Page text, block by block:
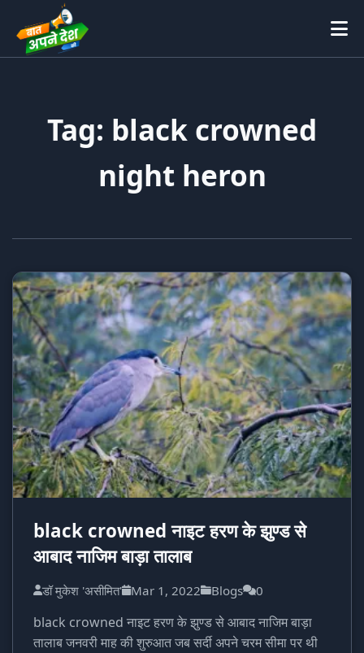
Tag: black crowned
night heron
black crowned नाइट हरण के झुण्ड से
आबाद नाजिम बाड़ा तालाब
डॉ मुकेश 'असीमित' Mar 1, 2022 Blogs 0
black crowned नाइट हरण के झुण्ड से आबाद नाजिम बाड़ा
तालाब जनवरी माह की शुरुआत जब सर्दी अपने चरम सीमा पर थी